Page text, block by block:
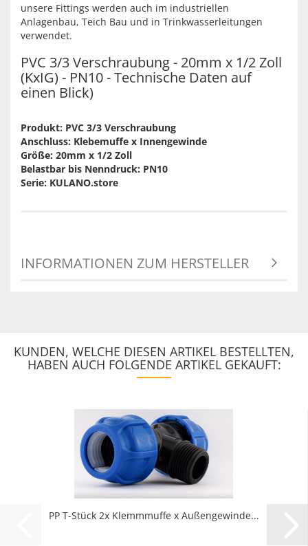
unsere Fittings werden auch im industriellen
Anlagenbau, Teich Bau und in Trinkwasserleitungen
verwendet.
PVC 3/3 Verschraubung - 20mm x 1/2 Zoll
(KxIG) - PN10 - Technische Daten auf
einen Blick)
Produkt: PVC 3/3 Verschraubung
Anschluss: Klebemuffe x Innengewinde
Größe: 20mm x 1/2 Zoll
Belastbar bis Nenndruck: PN10
Serie: KULANO.store
INFORMATIONEN ZUM HERSTELLER
KUNDEN, WELCHE DIESEN ARTIKEL BESTELLTEN,
HABEN AUCH FOLGENDE ARTIKEL GEKAUFT:
PP T-Stück 2x Klemmmuffe x Außengewinde...